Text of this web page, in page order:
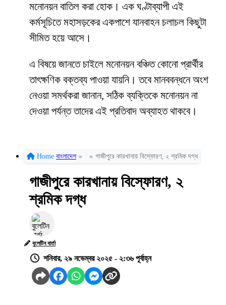
মনোনয়ন বাতিল করা হোক। এক ঘণ্টাব্যাপী এই
কর্মসূচিতে মহাসড়কের একপাশে যানবাহন চলাচল কিছুটা
সীমিত হয়ে আসে।
এ বিষয়ে জানতে চাইলে মনোনয়ন বঞ্চিত কোনো প্রার্থীর
তাৎক্ষণিক বক্তব্য পাওয়া যায়নি। তবে মানববন্ধনে অংশ
নেওয়া সমর্থকরা জানান, সঠিক ব্যক্তিকে মনোনয়ন না
দেওয়া পর্যন্ত তাদের এই প্রতিবাদ অব্যাহত থাকবে।
Home বাংলাদেশ » » গাজীপুরে কারখানায় বিস্ফোরণ, ২ শ্রমিক দগ্ধ
গাজীপুরে কারখানায় বিস্ফোরণ, ২
শ্রমিক দগ্ধ
বুলেটিন বার্তা
শনিবার, ২৯ নভেম্বর ২০২৫ - ২:৩৬ পূর্বাহ্ন